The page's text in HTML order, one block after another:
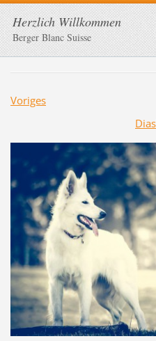
Herzlich Willkommen
Berger Blanc Suisse
Voriges